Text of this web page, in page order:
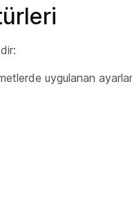
uygulanan